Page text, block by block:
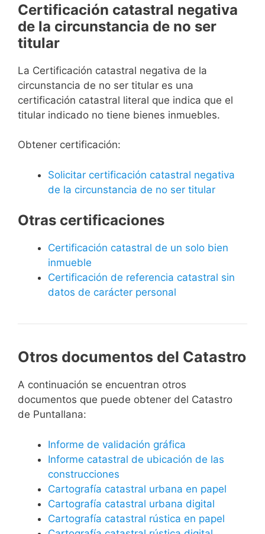
Certificación catastral negativa
de la circunstancia de no ser
titular
La Certificación catastral negativa de la
circunstancia de no ser titular es una
certificación catastral literal que indica que el
titular indicado no tiene bienes inmuebles.
Obtener certificación:
Solicitar certificación catastral negativa
de la circunstancia de no ser titular
Otras certificaciones
Certificación catastral de un solo bien
inmueble
Certificación de referencia catastral sin
datos de carácter personal
Otros documentos del Catastro
A continuación se encuentran otros
documentos que puede obtener del Catastro
de Puntallana:
Informe de validación gráfica
Informe catastral de ubicación de las
construcciones
Cartografía catastral urbana en papel
Cartografía catastral urbana digital
Cartografía catastral rústica en papel